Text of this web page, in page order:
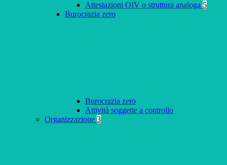
Attestazioni OIV o struttura analoga 5
Burocrazia zero
Burocrazia zero
Attività soggette a controllo
Organizzazione 3